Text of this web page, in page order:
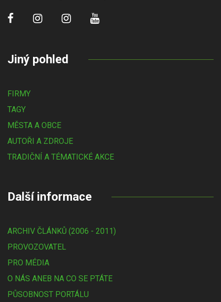
Jiný pohled
FIRMY
TAGY
MĚSTA A OBCE
AUTOŘI A ZDROJE
TRADIČNÍ A TÉMATICKÉ AKCE
Další informace
ARCHIV ČLÁNKŮ (2006 - 2011)
PROVOZOVATEL
PRO MÉDIA
O NÁS ANEB NA CO SE PTÁTE
PŮSOBNOST PORTÁLU